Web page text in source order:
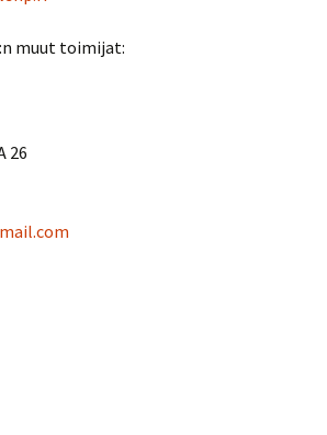
muut toimijat:
26